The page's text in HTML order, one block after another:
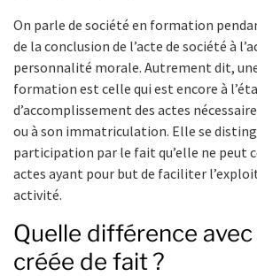
On parle de société en formation
de la conclusion de l’acte de société à
personnalité morale. Autrement dit,
formation est celle qui est encore à
d’accomplissement des actes
ou à son immatriculation. Elle se
participation par le fait qu’elle ne peut
actes ayant pour but de faciliter
activité.
Quelle différence
créée de fait ?